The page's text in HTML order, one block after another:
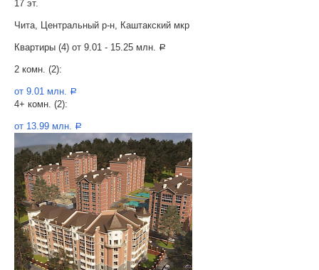
17 эт.
Чита, Центральный р-н, Каштакский мкр
Квартиры (4) от 9.01 - 15.25 млн. a
2 комн. (2):
от 9.01 млн. a
4+ комн. (2):
от 13.99 млн. a